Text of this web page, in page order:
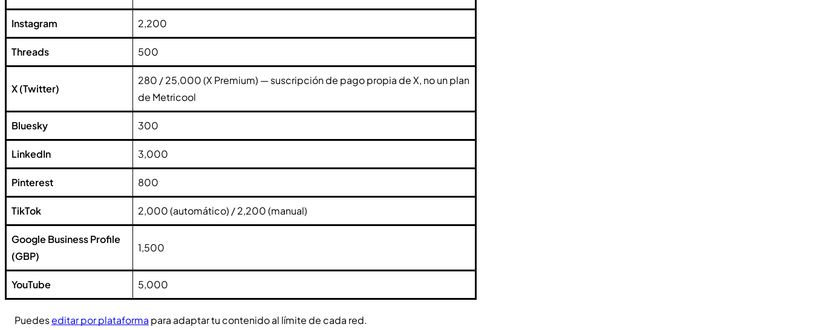
Instagram 2,200
Threads 500
X (Twitter)
280 / 25,000 (X Premium) — suscripción de pago propia de X, no un plan
de Metricool
Bluesky 300
LinkedIn 3,000
Pinterest 800
TikTok 2,000 (automático) / 2,200 (manual)
Google Business Profile
(GBP)
1,500
YouTube 5,000
Puedeseditar por plataforma para adaptar tu contenido al límite de cada red.